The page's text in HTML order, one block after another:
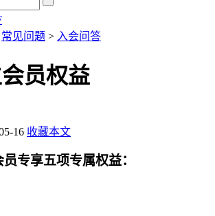
常见问题 > 入会问答
员权益
16 收藏本文
专享五项专属权益：